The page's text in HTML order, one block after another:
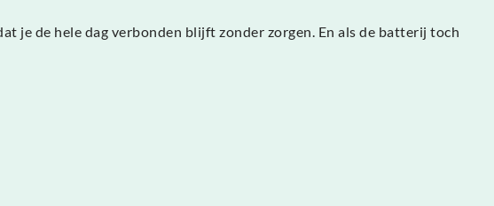
je de hele dag verbonden blijft zonder zorgen. En als de batterij toch